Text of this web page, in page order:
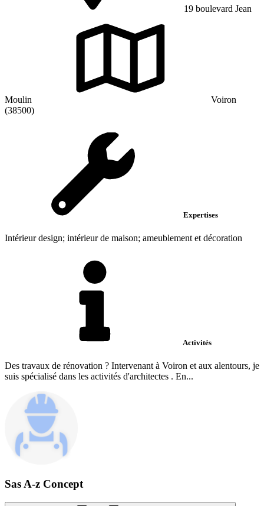
19 boulevard Jean
Moulin
Voiron
(38500)
Expertises
Intérieur design; intérieur de maison; ameublement et décoration
Activités
Des travaux de rénovation ? Intervenant à Voiron et aux alentours, je
suis spécialisé dans les activités d'architectes . En...
Sas A-z Concept